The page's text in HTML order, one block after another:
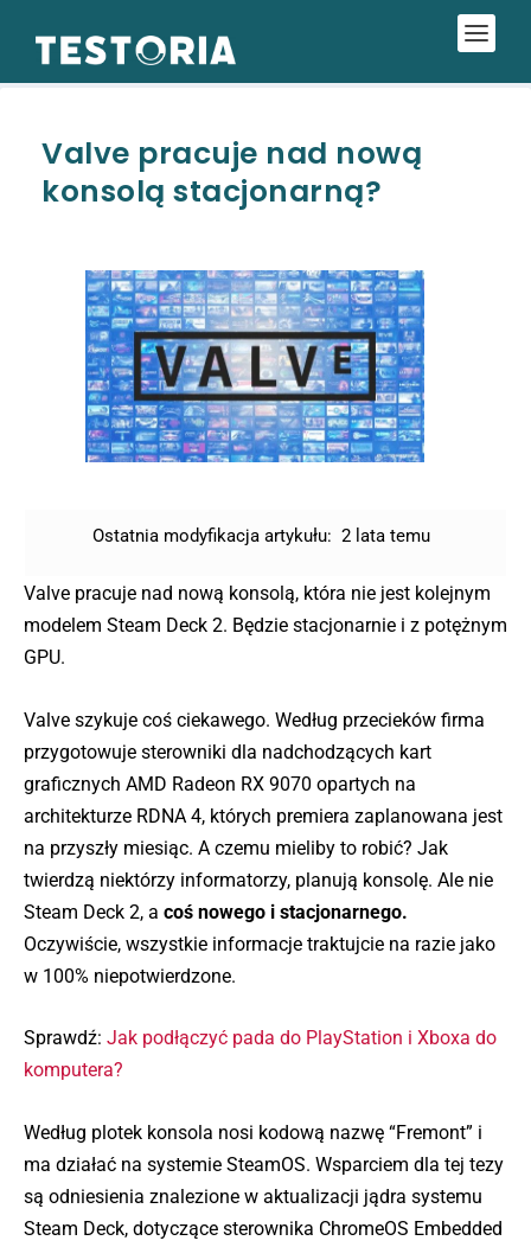
Valve pracuje nad nową
konsolą stacjonarną?
Ostatnia modyfikacja artykułu: 2 lata temu
Valve pracuje nad nową konsolą, która nie jest kolejnym
modelem Steam Deck 2. Będzie stacjonarnie i z potężnym
GPU.
Valve szykuje coś ciekawego. Według przecieków firma
przygotowuje sterowniki dla nadchodzących kart
graficznych AMD Radeon RX 9070 opartych na
architekturze RDNA 4, których premiera zaplanowana jest
na przyszły miesiąc. A czemu mieliby to robić? Jak
twierdzą niektórzy informatorzy, planują konsolę. Ale nie
Steam Deck 2, a coś nowego i stacjonarnego.
Oczywiście, wszystkie informacje traktujcie na razie jako
w 100% niepotwierdzone.
Sprawdź: Jak podłączyć pada do PlayStation i Xboxa do
komputera?
Według plotek konsola nosi kodową nazwę “Fremont” i
ma działać na systemie SteamOS. Wsparciem dla tej tezy
są odniesienia znalezione w aktualizacji jądra systemu
Steam Deck, dotyczące sterownika ChromeOS Embedded